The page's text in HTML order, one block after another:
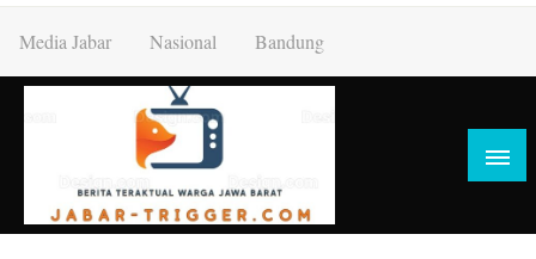
content
Media Jabar Nasional Bandung